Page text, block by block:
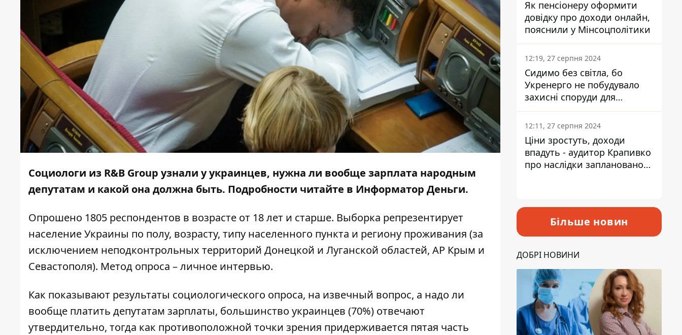
Социологи из R&B Group узнали у украинцев, нужна ли вообще зарплата народным
депутатам и какой она должна быть. Подробности читайте в Информатор Деньги.
Опрошено 1805 респондентов в возрасте от 18 лет и старше. Выборка репрезентирует
население Украины по полу, возрасту, типу населенного пункта и региону проживания (за
исключением неподконтрольных территорий Донецкой и Луганской областей, АР Крым и
Севастополя). Метод опроса – личное интервью.
Как показывают результаты социологического опроса, на извечный вопрос, а надо ли
вообще платить депутатам зарплаты, большинство украинцев (70%) отвечают
утвердительно, тогда как противоположной точки зрения придерживается пятая часть
Як пенсіонеру оформити
довідку про доходи онлайн,
пояснили у Мінсоцполітики
12:19, 27 серпня 2024
Сидимо без світла, бо
Укренерго не побудувало
захисні споруди для
енергетики - нардеп
Кучеренко
12:11, 27 серпня 2024
Ціни зростуть, доходи
впадуть - аудитор Крапивко
про наслідки запланованого
Більше новин
ДОБРІ НОВИНИ